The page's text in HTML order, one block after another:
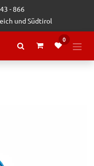
- 866
und Südtirol
0